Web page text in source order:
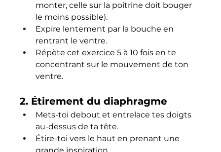
monter, celle sur la poitrine doit bouger
le moins possible).
Expire lentement par la bouche en
rentrant le ventre.
Répète cet exercice 5 à 10 fois en te
concentrant sur le mouvement de ton
ventre.
2. Étirement du diaphragme
Mets-toi debout et entrelace tes doigts
au-dessus de ta tête.
Étire-toi vers le haut en prenant une